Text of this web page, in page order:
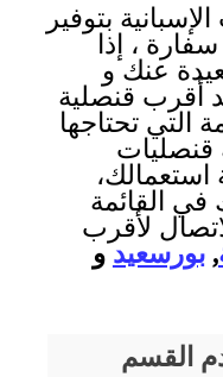
بتوفير
، إذا
عنك و
أقرب قنصلية
التي تحتاجها
قنصليات
القائمة
لأقرب
,بورسعيدو
القسم